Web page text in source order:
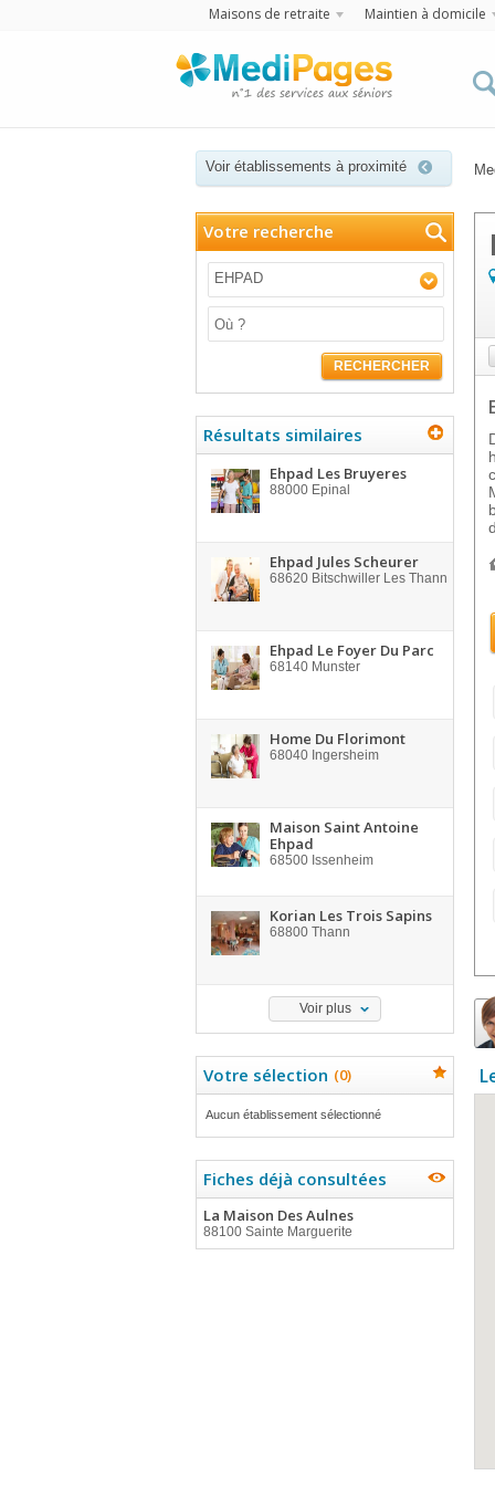
Maisons de retraite Maintien à domicile
Voir établissements à proximité
Votre recherche
EHPAD
RECHERCHER
Résultats similaires
Ehpad Les Bruyeres
88000 Epinal
Ehpad Jules Scheurer
68620 Bitschwiller Les Thann
Ehpad Le Foyer Du Parc
68140 Munster
Home Du Florimont
68040 Ingersheim
Maison Saint Antoine
Ehpad
68500 Issenheim
Korian Les Trois Sapins
68800 Thann
Voir plus
Votre sélection (0)
Aucun établissement sélectionné
Fiches déjà consultées
La Maison Des Aulnes
88100 Sainte Marguerite